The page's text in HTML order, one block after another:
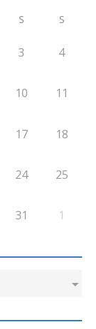
S S
3 4
10 11
17 18
24 25
31 1